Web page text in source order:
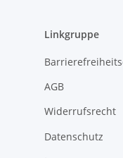
Linkgruppe
AGB
Widerrufsrecht
Datenschutz